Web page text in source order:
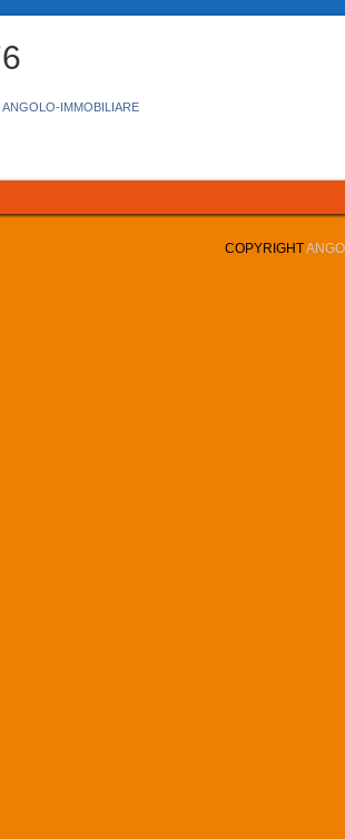
ANGOLO-IMMOBILIARE
COPYRIGHT